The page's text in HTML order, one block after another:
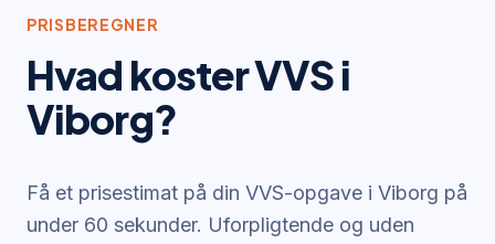
PRISBEREGNER
Hvad koster VVS i
Viborg?
Få et prisestimat på din VVS-opgave i Viborg på
under 60 sekunder. Uforpligtende og uden